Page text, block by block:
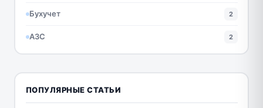
Бухучет 2
АЗС 2
ПОПУЛЯРНЫЕ СТАТЬИ